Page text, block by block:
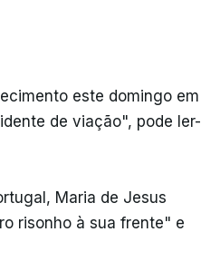
este domingo em
de viação", pode ler-
Maria de Jesus
risonho à sua frente" e